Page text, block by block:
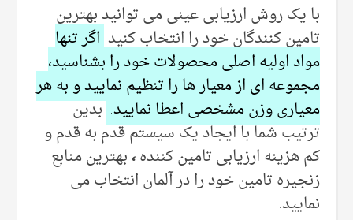
با یک روش ارزیابی عینی می توانید بهترین
تامین کنندگان خود را انتخاب کنید اگر تنها
مواد اولیه اصلی محصولات خود را بشناسید،
مجموعه ای از معیار ها را تنظیم نمایید و به هر
معیاری وزن مشخصی اعطا نمایید.بدین
ترتیب شما با ایجاد یک سیستم قدم به قدم و
کم هزینه ارزیابی تامین کننده،بهترین منابع
زنجیره تامین خود را در آلمان انتخاب می
نمایید.